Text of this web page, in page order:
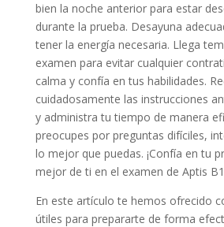
bien la noche anterior para estar
durante la prueba. Desayuna
tener la energía necesaria. Llega
examen para evitar cualquier
calma y confía en tus habilidades.
cuidadosamente las instrucciones
y administra tu tiempo de manera
preocupes por preguntas difíciles,
lo mejor que puedas. ¡Confía en tu
mejor de ti en el examen de Aptis
En este artículo te hemos ofrecido
útiles para prepararte de forma